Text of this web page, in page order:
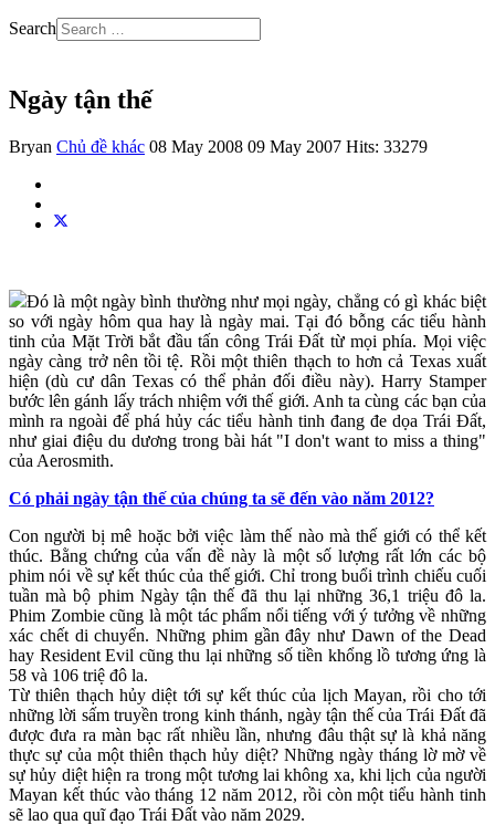
Search
Ngày tận thế
Bryan Chủ đề khác 08 May 2008 09 May 2007 Hits: 33279
Đó là một ngày bình thường như mọi ngày, chẳng có gì khác biệt
so với ngày hôm qua hay là ngày mai. Tại đó bỗng các tiểu hành
tinh của Mặt Trời bắt đầu tấn công Trái Đất từ mọi phía. Mọi việc
ngày càng trở nên tồi tệ. Rồi một thiên thạch to hơn cả Texas xuất
hiện (dù cư dân Texas có thể phản đối điều này). Harry Stamper
bước lên gánh lấy trách nhiệm với thế giới. Anh ta cùng các bạn của
mình ra ngoài để phá hủy các tiểu hành tinh đang đe dọa Trái Đất,
như giai điệu du dương trong bài hát "I don't want to miss a thing"
của Aerosmith.
Có phải ngày tận thế của chúng ta sẽ đến vào năm 2012?
Con người bị mê hoặc bởi việc làm thế nào mà thế giới có thể kết
thúc. Bằng chứng của vấn đề này là một số lượng rất lớn các bộ
phim nói về sự kết thúc của thế giới. Chỉ trong buổi trình chiếu cuối
tuần mà bộ phim Ngày tận thế đã thu lại những 36,1 triệu đô la.
Phim Zombie cũng là một tác phẩm nổi tiếng với ý tưởng về những
xác chết di chuyển. Những phim gần đây như Dawn of the Dead
hay Resident Evil cũng thu lại những số tiền khổng lồ tương ứng là
58 và 106 triệ đô la.
Từ thiên thạch hủy diệt tới sự kết thúc của lịch Mayan, rồi cho tới
những lời sấm truyền trong kinh thánh, ngày tận thế của Trái Đất đã
được đưa ra màn bạc rất nhiều lần, nhưng đâu thật sự là khả năng
thực sự của một thiên thạch hủy diệt? Những ngày tháng lờ mờ về
sự hủy diệt hiện ra trong một tương lai không xa, khi lịch của người
Mayan kết thúc vào tháng 12 năm 2012, rồi còn một tiểu hành tinh
sẽ lao qua quĩ đạo Trái Đất vào năm 2029.